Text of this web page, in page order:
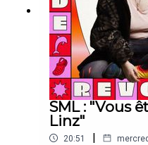
SML : "Vous
Linz"
20:51 |